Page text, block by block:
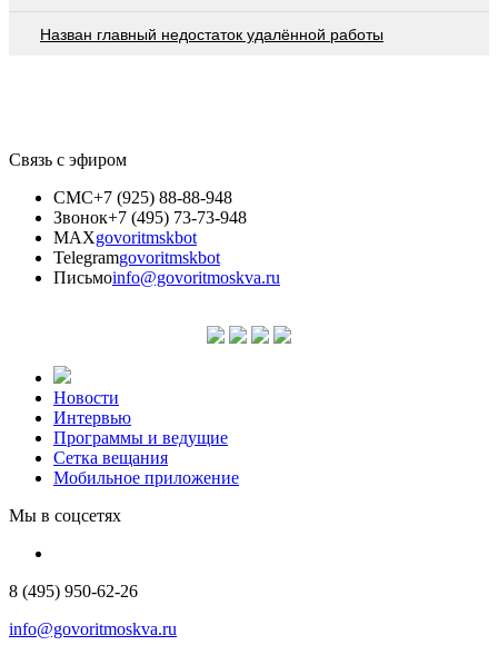
Назван главный недостаток удалённой работы
Связь с эфиром
СМС+7 (925) 88-88-948
Звонок+7 (495) 73-73-948
MAXgovoritmskbot
Telegramgovoritmskbot
Письмоinfo@govoritmoskva.ru
Новости
Интервью
Программы и ведущие
Сетка вещания
Мобильное приложение
Мы в соцсетях
8 (495) 950-62-26
info@govoritmoskva.ru